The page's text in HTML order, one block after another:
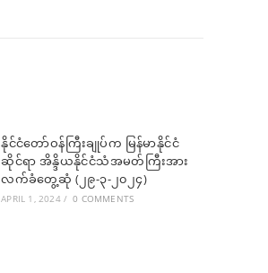
နိုင်ငံတော်ဝန်ကြီးချုပ်က မြန်မာနိုင်ငံ
ဆိုင်ရာ အိန္ဒိယနိုင်ငံသံအမတ်ကြီးအား
လက်ခံတွေ့ဆုံ (၂၉-၃-၂၀၂၄)
APRIL 1, 2024 / 0 COMMENTS